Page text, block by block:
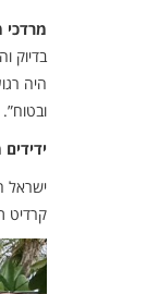
בדיוק
היה
ובטוח”.
ישראל
קרדיט